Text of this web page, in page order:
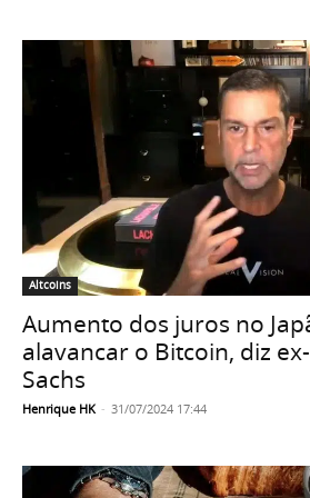
Altcoins
Aumento dos juros no
alavancar o Bitcoin, diz
Sachs
Henrique HK - 31/07/2024 17:44